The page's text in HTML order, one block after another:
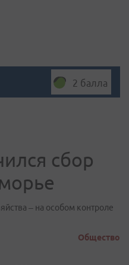
2 балла
сбор
– на особом контроле
Общество